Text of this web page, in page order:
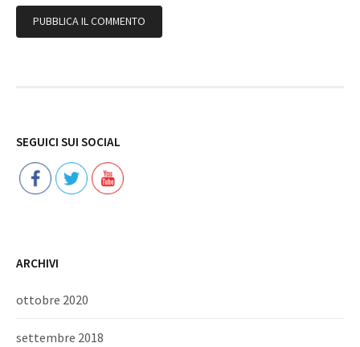
SEGUICI SUI SOCIAL
ARCHIVI
ottobre 2020
settembre 2018